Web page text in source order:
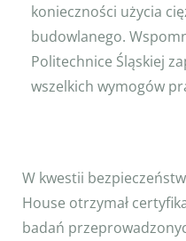
konieczności użycia
budowlanego.
Politechnice Śląskiej
wszelkich wymogów
W kwestii
House otrzymał
badań